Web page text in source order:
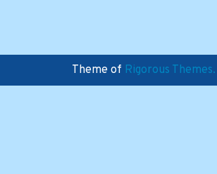
Theme of Rigorous Themes.